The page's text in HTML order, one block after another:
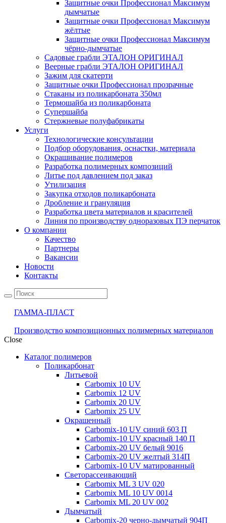
Защитные очки Профессионал Максимум
дымчатые
Защитные очки Профессионал Максимум
жёлтые
Защитные очки Профессионал Максимум
чёрно-дымчатые
Садовые грабли ЭТАЛОН ОРИГИНАЛ
Веерные грабли ЭТАЛОН ОРИГИНАЛ
Зажим для скатерти
Защитные очки Профессионал прозрачные
Стаканы из поликарбоната 350мл
Термошайба из поликарбоната
Супершайба
Стержневые полуфабрикаты
Услуги
Технологические консультации
Подбор оборудования, оснастки, материала
Окрашивание полимеров
Разработка полимерных композиций
Литье под давлением под заказ
Утилизация
Закупка отходов поликарбоната
Дробление и грануляция
Разработка цвета материалов и красителей
Линия по производству одноразовых ПЭ перчаток
О компании
Качество
Партнеры
Вакансии
Новости
Контакты
ГАММА-ПЛАСТ
Производство композиционных полимерных материалов
Close
Каталог полимеров
Поликарбонат
Литьевой
Carbomix 10 UV
Carbomix 12 UV
Carbomix 20 UV
Carbomix 25 UV
Окрашенный
Carbomix-10 UV синий 603 П
Carbomix-10 UV красный 140 П
Carbomix-20 UV белый 9016
Carbomix-20 UV желтый 314П
Carbomix-10 UV матированный
Светорассеивающий
Carbomix ML 3 UV 020
Carbomix ML 10 UV 0014
Carbomix ML 20 UV 002
Дымчатый
Carbomix-20 черно-дымчатый 904П